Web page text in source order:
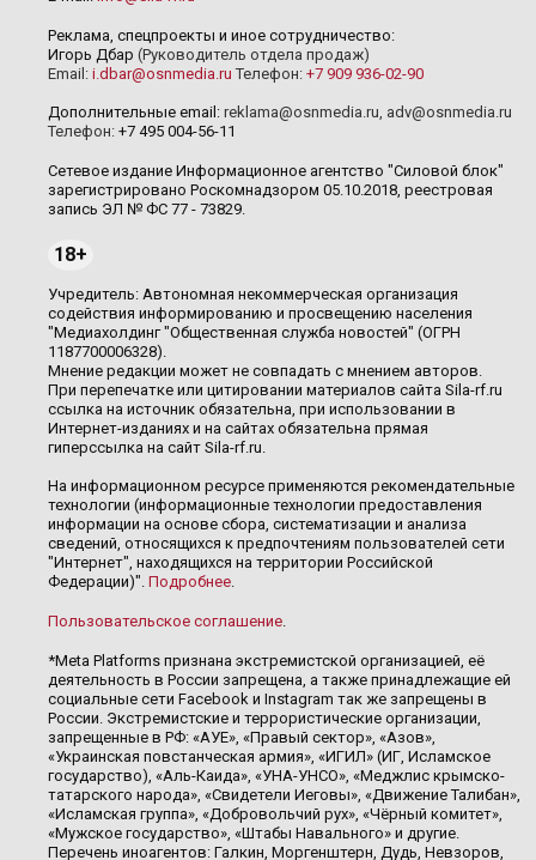
Реклама, спецпроекты и иное сотрудничество:
Игорь Дбар (Руководитель отдела продаж)
Email: i.dbar@osnmedia.ru Телефон: +7 909 936-02-90
Дополнительные email: reklama@osnmedia.ru, adv@osnmedia.ru
Телефон: +7 495 004-56-11
Сетевое издание Информационное агентство "Силовой блок"
зарегистрировано Роскомнадзором 05.10.2018, реестровая
запись ЭЛ № ФС 77 - 73829.
18+
Учредитель: Автономная некоммерческая организация
содействия информированию и просвещению населения
"Медиахолдинг "Общественная служба новостей" (ОГРН
1187700006328).
Мнение редакции может не совпадать с мнением авторов.
При перепечатке или цитировании материалов сайта Sila-rf.ru
ссылка на источник обязательна, при использовании в
Интернет-изданиях и на сайтах обязательна прямая
гиперссылка на сайт Sila-rf.ru.
На информационном ресурсе применяются рекомендательные
технологии (информационные технологии предоставления
информации на основе сбора, систематизации и анализа
сведений, относящихся к предпочтениям пользователей сети
"Интернет", находящихся на территории Российской
Федерации)". Подробнее.
Пользовательское соглашение.
*Meta Platforms признана экстремистской организацией, её
деятельность в России запрещена, а также принадлежащие ей
социальные сети Facebook и Instagram так же запрещены в
России. Экстремистские и террористические организации,
запрещенные в РФ: «АУЕ», «Правый сектор», «Азов»,
«Украинская повстанческая армия», «ИГИЛ» (ИГ, Исламское
государство), «Аль-Каида», «УНА-УНСО», «Меджлис крымско-
татарского народа», «Свидетели Иеговы», «Движение Талибан»,
«Исламская группа», «Добровольчий рух», «Чёрный комитет»,
«Мужское государство», «Штабы Навального» и другие.
Перечень иноагентов: Галкин, Моргенштерн, Дудь, Невзоров,